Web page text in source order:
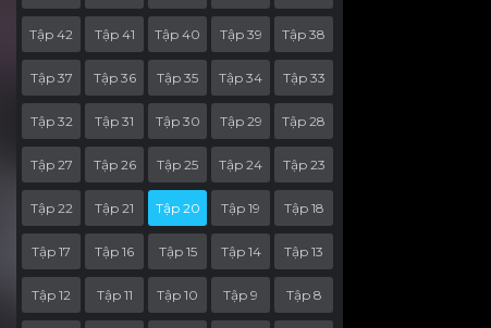
Tập 42 Tập 41 Tập 40 Tập 39 Tập 38
Tập 37 Tập 36 Tập 35 Tập 34 Tập 33
Tập 32 Tập 31 Tập 30 Tập 29 Tập 28
Tập 27 Tập 26 Tập 25 Tập 24 Tập 23
Tập 22 Tập 21 Tập 20 Tập 19 Tập 18
Tập 17 Tập 16 Tập 15 Tập 14 Tập 13
Tập 12 Tập 11 Tập 10 Tập 9 Tập 8